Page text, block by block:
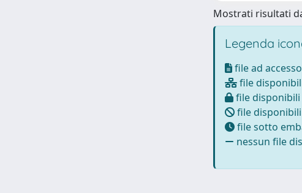
Mostrati risultati
Legenda
file ad
file
file
file
file sotto
nessun file